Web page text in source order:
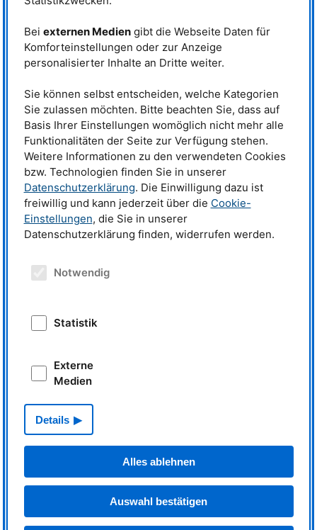
Neutronennutzerverbände auf der ganzen Welt deutlich gemacht, dass die
als auch der Industrie zunimmt.
Helmut Schober, Vorsitzender vonLENSund Direktor der führenden
Neutronenanlage Europas, dem Institut Laue-Langevin (
„Die hervorragenden Leistungen, die die europäische Neutronenforschung
in den letzten 50 Jahren erbracht hat, basieren größtenteils auf dem engen
Netzwerk von Anlagen, die für Wissenschaftler zur Verfügung stehen. Die
drei Reaktoren, die 2019 schlossen, waren alle lebenswichtige Stützen
dieses Netzwerks, besondersBERII in Berlin und Orphée in Paris, die
beide umfassende internationale Gastwissenschaftlerprogramme anboten.
Bau der ESSmacht gute Fortschritte, während die verbleibenden wichtigen
europäischen Quellen gleichzeitig stark in die Aufrüstung ihrer Kapazitäten
und Leistungsfähigkeiten investiert haben. Darüber hinaus wird das
weiterhin aktiv in der Neutronenforschung bleiben, indem es eng mit
anderen Anlagen und der zukünftigen
zusammenarbeitet. Solange wir
uns gegenseitig unterstützen, wird Europa auf diesem Gebiet weiterhin
unabhängig, aber sie schließen sich inLENSzusammen, um die
europäische Neutronenwissenschaft durch ein effektives und kooperatives
Bei externen Mediengibt die Webseite Daten für
Komforteinstellungen oder zur Anzeige
personalisierter Inhalte an Dritte weiter.
Sie können selbst entscheiden, welche Kategorien
Sie zulassen möchten. Bitte beachten Sie, dass auf
Basis Ihrer Einstellungen womöglich nicht mehr alle
Funktionalitäten der Seite zur Verfügung stehen.
Weitere Informationen zu den verwendeten Cookies
bzw. Technologien finden Sie in unserer
Datenschutzerklärung. Die Einwilligung dazu ist
freiwillig und kann jederzeit über die Cookie-
Einstellungen, die Sie in unserer
Datenschutzerklärung finden, widerrufen werden.
Notwendig
Statistik
Externe
Medien
Details
Alles ablehnen
Auswahl bestätigen